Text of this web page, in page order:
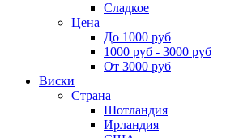
Сладкое
Цена
До 1000 руб
1000 руб - 3000 руб
От 3000 руб
Виски
Страна
Шотландия
Ирландия